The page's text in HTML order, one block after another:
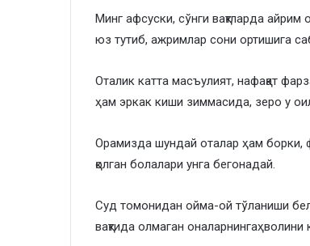
Минг афсуски, сўнги вақтларда
юз тутиб, ажримлар сони ортишига
Оталик катта масъулият, нафақат
ҳам эркак киши зиммасида, зеро у
Орамизда шундай оталар ҳам борки,
қолган болалари унга бегонадай.
Суд томонидан ойма-ой тўланиши
вақтида олмаган оналарнингаҳволини